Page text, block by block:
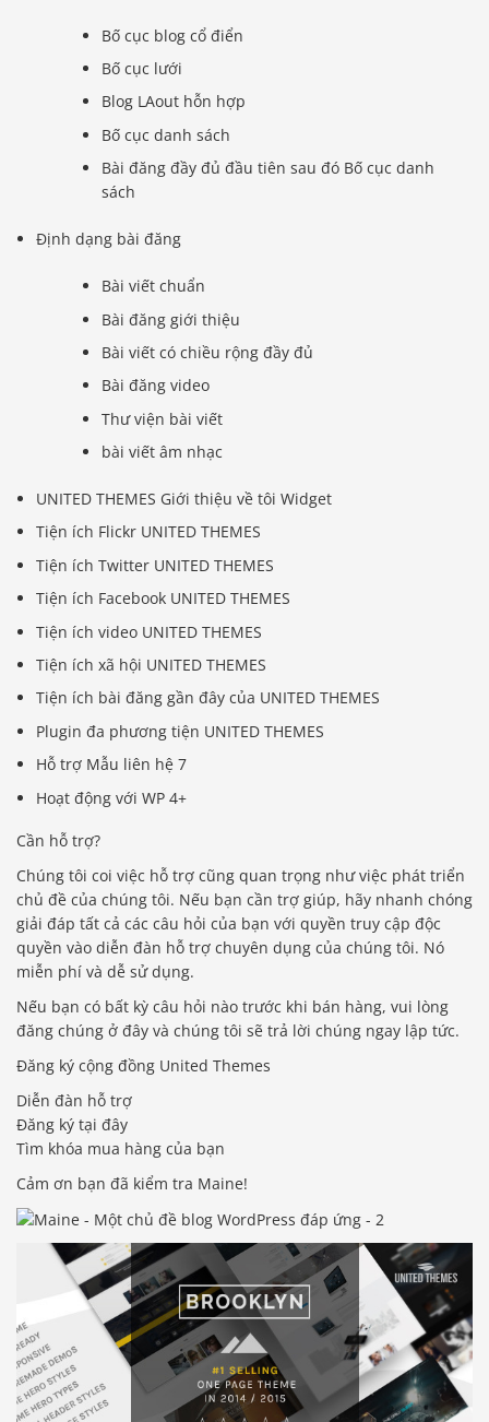
Bố cục blog cổ điển
Bố cục lưới
Blog LAout hỗn hợp
Bố cục danh sách
Bài đăng đầy đủ đầu tiên sau đó Bố cục danh
sách
Định dạng bài đăng
Bài viết chuẩn
Bài đăng giới thiệu
Bài viết có chiều rộng đầy đủ
Bài đăng video
Thư viện bài viết
bài viết âm nhạc
UNITED THEMES Giới thiệu về tôi Widget
Tiện ích Flickr UNITED THEMES
Tiện ích Twitter UNITED THEMES
Tiện ích Facebook UNITED THEMES
Tiện ích video UNITED THEMES
Tiện ích xã hội UNITED THEMES
Tiện ích bài đăng gần đây của UNITED THEMES
Plugin đa phương tiện UNITED THEMES
Hỗ trợ Mẫu liên hệ 7
Hoạt động với WP 4+
Cần hỗ trợ?
Chúng tôi coi việc hỗ trợ cũng quan trọng như việc phát triển
chủ đề của chúng tôi. Nếu bạn cần trợ giúp, hãy nhanh chóng
giải đáp tất cả các câu hỏi của bạn với quyền truy cập độc
quyền vào diễn đàn hỗ trợ chuyên dụng của chúng tôi. Nó
miễn phí và dễ sử dụng.
Nếu bạn có bất kỳ câu hỏi nào trước khi bán hàng, vui lòng
đăng chúng ở đây và chúng tôi sẽ trả lời chúng ngay lập tức.
Đăng ký cộng đồng United Themes
Diễn đàn hỗ trợ
Đăng ký tại đây
Tìm khóa mua hàng của bạn
Cảm ơn bạn đã kiểm tra Maine!